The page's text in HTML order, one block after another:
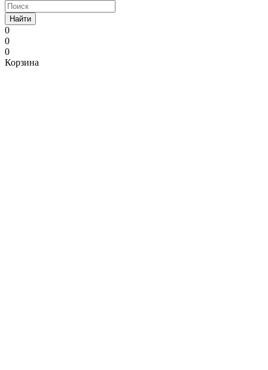
Найти
0
0
0
Корзина